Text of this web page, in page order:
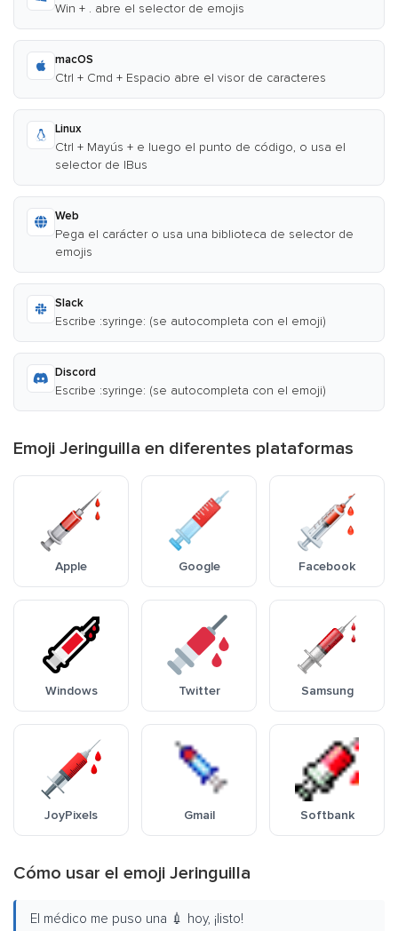
Win + . abre el selector de emojis
macOS
Ctrl + Cmd + Espacio abre el visor de caracteres
Linux
Ctrl + Mayús + e luego el punto de código, o usa el
selector de IBus
Web
Pega el carácter o usa una biblioteca de selector de
emojis
Slack
Escribe :syringe: (se autocompleta con el emoji)
Discord
Escribe :syringe: (se autocompleta con el emoji)
Emoji Jeringuilla en diferentes plataformas
Apple Google Facebook
Windows Twitter Samsung
JoyPixels Gmail Softbank
Cómo usar el emoji Jeringuilla
El médico me puso una 💉 hoy, ¡listo!